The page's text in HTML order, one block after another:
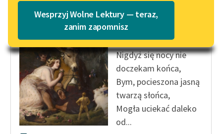
Lektury szkolne i klasyka
literatury do słuchania dla
uczennic i uczniów z
niepełnosprawnościami
E-kolekcja lektur
szkolnych i literatury do
słuchania dla uczennic i
Katalog w formacie PDF
Wesprzyj Wolne Lektury — teraz,
zanim zapomnisz
William Shakespeare
(Szekspir)
Sen nocy letniej
Nigdyż się nocy nie
doczekam końca,
Bym, pocieszona jasną
twarzą słońca,
Mogła uciekać daleko
od...